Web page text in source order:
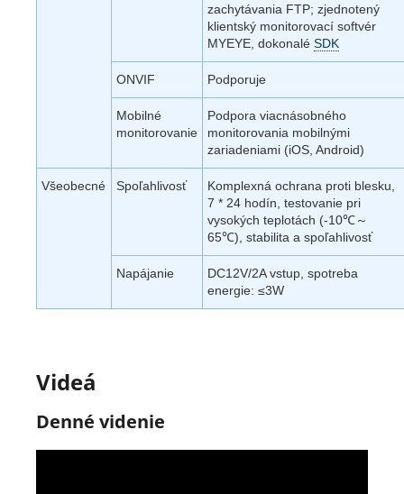
zachytávania FTP; zjednotený
klientský monitorovací softvér
MYEYE, dokonalé SDK
ONVIF Podporuje
Mobilné
monitorovanie
Podpora viacnásobného
monitorovania mobilnými
zariadeniami (iOS, Android)
Všeobecné Spoľahlivosť
Komplexná ochrana proti blesku,
7 * 24 hodín, testovanie pri
vysokých teplotách (-10℃～
65℃), stabilita a spoľahlivosť
Napájanie
DC12V/2A vstup, spotreba
energie: ≤3W
Videá
Denné videnie